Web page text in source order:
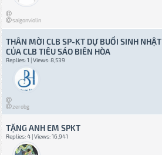
saigonviolin
THÂN MỜI CLB SP-KT DỰ BUỔI SINH NHẬT
CỦA CLB TIÊU SÁO BIÊN HÒA
Replies: 1 | Views: 8,539
zerobg
TẶNG ANH EM SPKT
Replies: 4 | Views: 16,941